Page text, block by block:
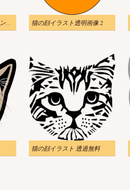
猫の顔イラスト透過ダウンロード 猫の顔イラスト透明画像 2
猫の顔イラスト 透過無料